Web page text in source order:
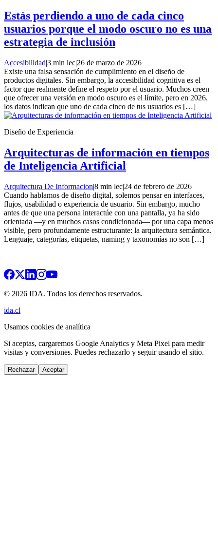
Estás perdiendo a uno de cada cinco
usuarios porque el modo oscuro no es una
estrategia de inclusión
Accesibilidad|3 min lec|26 de marzo de 2026
Existe una falsa sensación de cumplimiento en el diseño de
productos digitales. Sin embargo, la accesibilidad cognitiva es el
factor que realmente define el respeto por el usuario. Muchos creen
que ofrecer una versión en modo oscuro es el límite, pero en 2026,
los datos indican que uno de cada cinco de tus usuarios es […]
Diseño de Experiencia
Arquitecturas de información en tiempos
de Inteligencia Artificial
Arquitectura De Informacion|8 min lec|24 de febrero de 2026
Cuando hablamos de diseño digital, solemos pensar en interfaces,
flujos, usabilidad o experiencia de usuario. Sin embargo, mucho
antes de que una persona interactúe con una pantalla, ya ha sido
orientada —y en muchos casos condicionada— por una capa menos
visible, pero profundamente estructurante: la arquitectura semántica.
Lenguaje, categorías, etiquetas, naming y taxonomías no son […]
© 2026 IDA. Todos los derechos reservados.
ida.cl
Usamos cookies de analítica
Si aceptas, cargaremos Google Analytics y Meta Pixel para medir
visitas y conversiones. Puedes rechazarlo y seguir usando el sitio.
Rechazar Aceptar